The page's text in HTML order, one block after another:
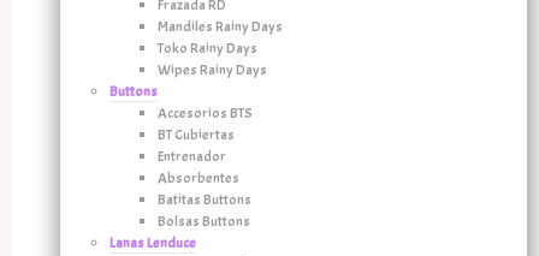
Frazada RD
Mandiles Rainy Days
Toko Rainy Days
Wipes Rainy Days
Buttons
Accesorios BTS
BT Cubiertas
Entrenador
Absorbentes
Batitas Buttons
Bolsas Buttons
Lanas Lenduce